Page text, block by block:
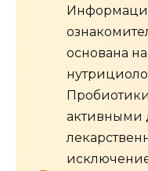
основана
активными